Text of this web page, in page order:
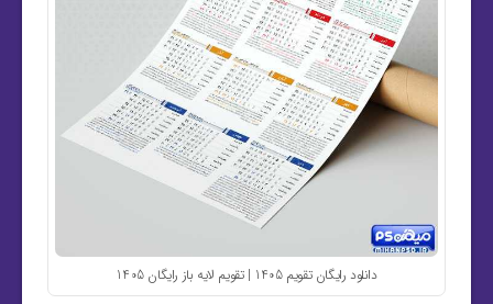
دانلود رایگان تقویم 1405 | تقویم لایه باز رایگان 1405